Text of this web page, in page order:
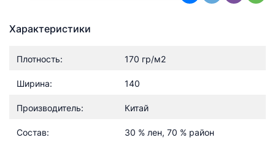
Характеристики
Плотность: 170 гр/м2
Ширина: 140
Производитель: Китай
Состав: 30 % лен, 70 % район